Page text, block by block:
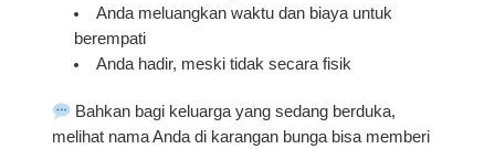
Anda meluangkan waktu dan biaya untuk
berempati
Anda hadir, meski tidak secara fisik
Bahkan bagi keluarga yang sedang berduka,
melihat nama Anda di karangan bunga bisa memberi